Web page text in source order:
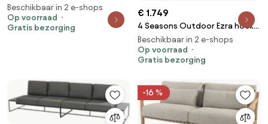
zits loungebank latte
Loungebank taupe
weerbestendig
Beschikbaar in 2 e-shops
Op voorraad
Gratis bezorging
€ 1.749
4 Seasons Outdoor Ezra hoek
love island terre
LoungebankLoungeset bruin
weerbestendig
Beschikbaar in 2 e-shops
Op voorraad
Gratis bezorging
-16 %